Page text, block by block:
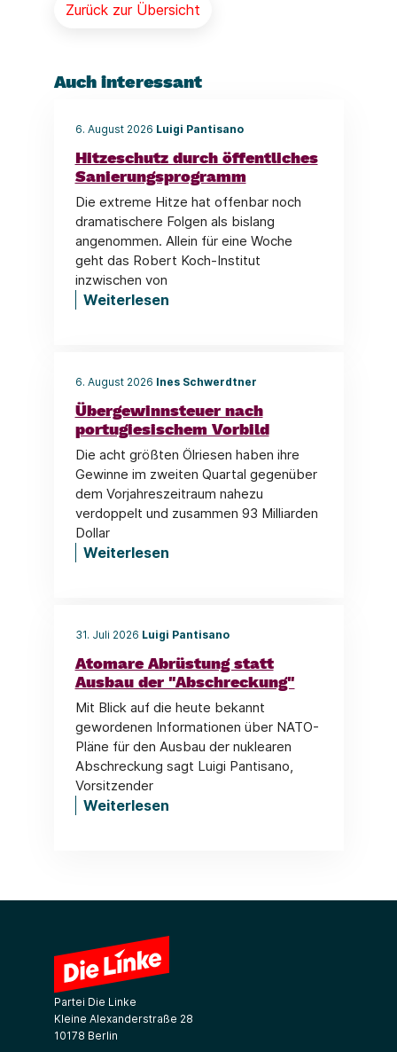
Zurück zur Übersicht
Auch interessant
6. August 2026 Luigi Pantisano
Hitzeschutz durch öffentliches
Sanierungsprogramm
Die extreme Hitze hat offenbar noch
dramatischere Folgen als bislang
angenommen. Allein für eine Woche
geht das Robert Koch-Institut
inzwischen von
Weiterlesen
6. August 2026 Ines Schwerdtner
Übergewinnsteuer nach
portugiesischem Vorbild
Die acht größten Ölriesen haben ihre
Gewinne im zweiten Quartal gegenüber
dem Vorjahreszeitraum nahezu
verdoppelt und zusammen 93 Milliarden
Dollar
Weiterlesen
31. Juli 2026 Luigi Pantisano
Atomare Abrüstung statt
Ausbau der "Abschreckung"
Mit Blick auf die heute bekannt
gewordenen Informationen über NATO-
Pläne für den Ausbau der nuklearen
Abschreckung sagt Luigi Pantisano,
Vorsitzender
Weiterlesen
Partei Die Linke
Kleine Alexanderstraße 28
10178 Berlin